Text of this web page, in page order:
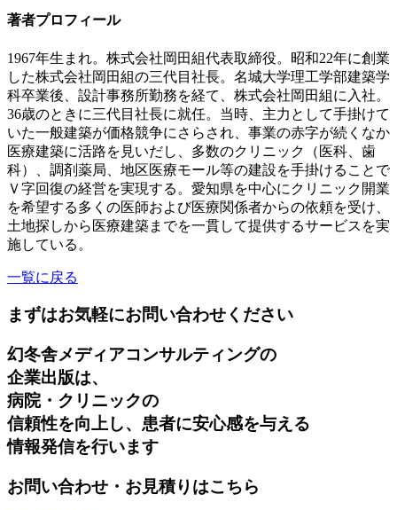
著者プロフィール
1967年生まれ。 株式会社岡田組代表取締役。 昭和22年に創業
した株式会社岡田組の三代目社長。 名城大学理工学部建築学
科卒業後、設計事務所勤務を経て、株式会社岡田組に入社。
36歳のときに三代目社長に就任。 当時、主力として手掛けて
いた一般建築が価格競争にさらされ、事業の赤字が続くなか
医療建築に活路を見いだし、多数のクリニック（医科、歯
科）、調剤薬局、地区医療モール等の建設を手掛けることで
Ｖ字回復の経営を実現する。 愛知県を中心にクリニック開業
を希望する多くの医師および医療関係者からの依頼を受け、
土地探しから医療建築までを一貫して提供するサービスを実
施している。
一覧に戻る
まずはお気軽にお問い合わせください
幻冬舎メディアコンサルティングの
企業出版は、
病院・クリニックの
信頼性を向上し、患者に安心感を与える
情報発信を行います
お問い合わせ・お見積りはこちら